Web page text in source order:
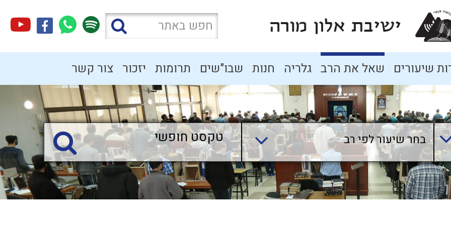
שיעורים שאל את הרב גלריה חנות שבו"שים תרומות יזכור צור קשר
בחר שיעור לפי רב